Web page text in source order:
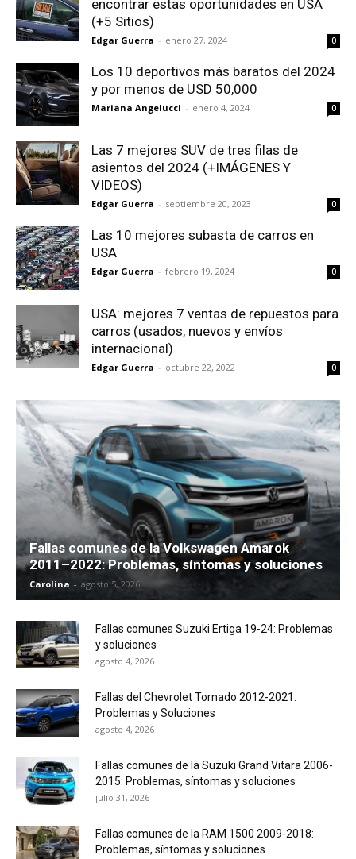
encontrar estas oportunidades en USA
(+5 Sitios)
Edgar Guerra - enero 27, 2024 0
Los 10 deportivos más baratos del 2024
y por menos de USD 50,000
Mariana Angelucci - enero 4, 2024 0
Las 7 mejores SUV de tres filas de
asientos del 2024 (+IMÁGENES Y
VIDEOS)
Edgar Guerra - septiembre 20, 2023 0
Las 10 mejores subasta de carros en
USA
Edgar Guerra - febrero 19, 2024 0
USA: mejores 7 ventas de repuestos para
carros (usados, nuevos y envíos
internacional)
Edgar Guerra - octubre 22, 2022 0
Fallas comunes de la Volkswagen Amarok
2011–2022: Problemas, síntomas y soluciones
Carolina - agosto 5, 2026
Fallas comunes Suzuki Ertiga 19-24: Problemas
y soluciones
agosto 4, 2026
Fallas del Chevrolet Tornado 2012-2021:
Problemas y Soluciones
agosto 4, 2026
Fallas comunes de la Suzuki Grand Vitara 2006-
2015: Problemas, síntomas y soluciones
julio 31, 2026
Fallas comunes de la RAM 1500 2009-2018:
Problemas, síntomas y soluciones